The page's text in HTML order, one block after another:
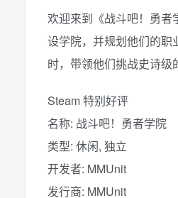
欢迎来到《战斗吧！勇者
设学院，并规划他们的职
时，带领他们挑战史诗级
Steam 特别好评
名称: 战斗吧！勇者学院
类型: 休闲, 独立
开发者: MMUnit
发行商: MMUnit